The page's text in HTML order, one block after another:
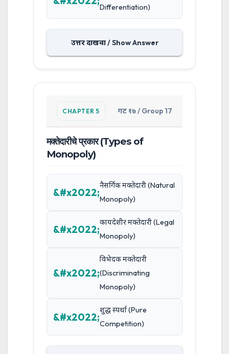
Differentiation)
उत्तर दाखवा / Show Answer
CHAPTER 5 गट १७ / Group 17
मक्तेदारीचे प्रकार (Types of
Monopoly)
नैसर्गिक मक्तेदारी (Natural
Monopoly)
कायदेशीर मक्तेदारी (Legal
Monopoly)
विभेदक मक्तेदारी
(Discriminating
Monopoly)
शुद्ध स्पर्धा (Pure
Competition)